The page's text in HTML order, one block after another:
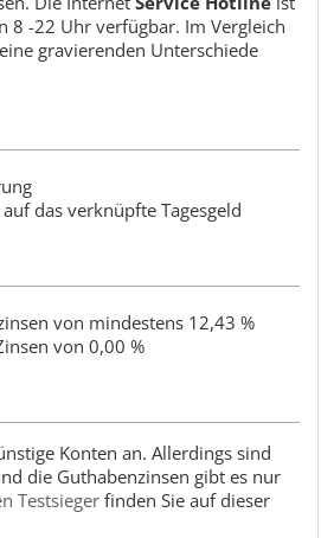
8 -22 Uhr verfügbar. Im Vergleich
gravierenden Unterschiede
das verknüpfte Tagesgeld
von mindestens 12,43 %
von 0,00 %
Konten an. Allerdings sind
die Guthabenzinsen gibt es nur
Testsieger finden Sie auf dieser